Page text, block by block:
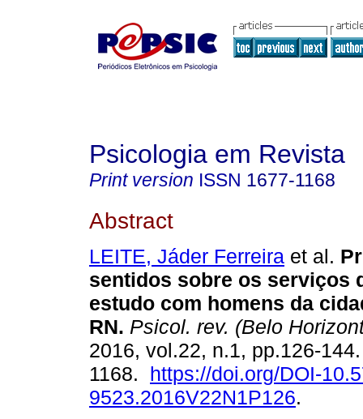
Psicologia em Revista
Print version ISSN 1677-1168
Abstract
LEITE, Jáder Ferreira et al.
sentidos sobre os serviços
estudo com homens da
RN. Psicol. rev. (Belo
2016, vol.22, n.1, pp.126-
1168. https://doi.org/DOI-
9523.2016V22N1P126.